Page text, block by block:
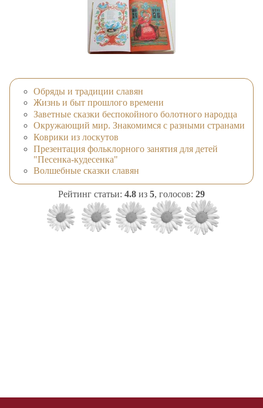
Обряды и традиции славян
Жизнь и быт прошлого времени
Заветные сказки беспокойного болотного народца
Окружающий мир. Знакомимся с разными странами
Коврики из лоскутов
Презентация фольклорного занятия для детей
"Песенка-кудесенка"
Волшебные сказки славян
Рейтинг статьи: 4.8 из 5, голосов: 29